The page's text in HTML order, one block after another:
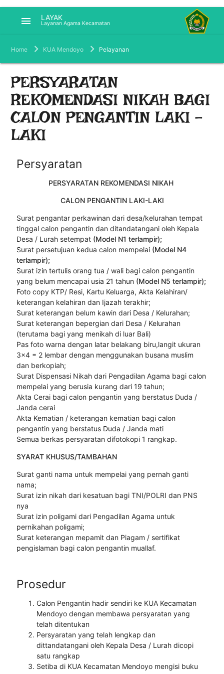
menu LAYAK
Layanan Agama Kecamatan
Home KUA Mendoyo Pelayanan
PERSYARATAN
REKOMENDASI NIKAH BAGI
CALON PENGANTIN LAKI -
LAKI
Persyaratan
PERSYARATAN REKOMENDASI NIKAH
CALON PENGANTIN LAKI-LAKI
Surat pengantar perkawinan dari desa/kelurahan tempat
tinggal calon pengantin dan ditandatangani oleh Kepala
Desa / Lurah setempat (Model N1 terlampir);
Surat persetujuan kedua calon mempelai (Model N4
terlampir);
Surat izin tertulis orang tua / wali bagi calon pengantin
yang belum mencapai usia 21 tahun (Model N5 terlampir);
Foto copy KTP/ Resi, Kartu Keluarga, Akta Kelahiran/
keterangan kelahiran dan Ijazah terakhir;
Surat keterangan belum kawin dari Desa / Kelurahan;
Surat keterangan bepergian dari Desa / Kelurahan
(terutama bagi yang menikah di luar Bali)
Pas foto warna dengan latar belakang biru,langit ukuran
3x4 = 2 lembar dengan menggunakan busana muslim
dan berkopiah;
Surat Dispensasi Nikah dari Pengadilan Agama bagi calon
mempelai yang berusia kurang dari 19 tahun;
Akta Cerai bagi calon pengantin yang berstatus Duda /
Janda cerai
Akta Kematian / keterangan kematian bagi calon
pengantin yang berstatus Duda / Janda mati
Semua berkas persyaratan difotokopi 1 rangkap.
SYARAT KHUSUS/TAMBAHAN
Surat ganti nama untuk mempelai yang pernah ganti
nama;
Surat izin nikah dari kesatuan bagi TNI/POLRI dan PNS
nya
Surat izin poligami dari Pengadilan Agama untuk
pernikahan poligami;
Surat keterangan mepamit dan Piagam / sertifikat
pengislaman bagi calon pengantin muallaf.
Prosedur
Calon Pengantin hadir sendiri ke KUA Kecamatan
Mendoyo dengan membawa persyaratan yang
telah ditentukan
Persyaratan yang telah lengkap dan
dittandatangani oleh Kepala Desa / Lurah dicopi
satu rangkap
Setiba di KUA Kecamatan Mendoyo mengisi buku